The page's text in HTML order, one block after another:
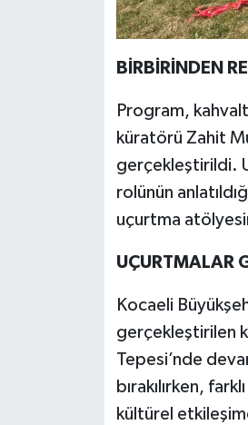
BİRBİRİNDEN
Program,
küratörü Zahit
gerçekleştirildi.
rolünün
uçurtma
UÇURTMALAR
Kocaeli
gerçekleştirilen
Tepesi’nde
bırakılırken,
kültürel